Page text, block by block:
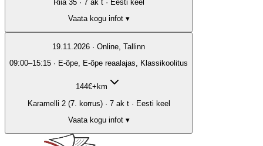
Riia 35 · 7 ak t · Eesti keel
Vaata kogu infot ▾
19.11.2026 · Online, Tallinn
09:00–15:15 · E-õpe, E-õpe reaalajas, Klassikoolitus
144€+km
Karamelli 2 (7. korrus) · 7 ak t · Eesti keel
Vaata kogu infot ▾